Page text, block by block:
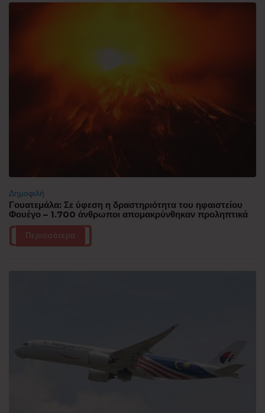
Δημοφιλή
Γουατεμάλα: Σε ύφεση η δραστηριότητα του ηφαιστείου
Φουέγο – 1.700 άνθρωποι απομακρύνθηκαν προληπτικά
Περισσότερα